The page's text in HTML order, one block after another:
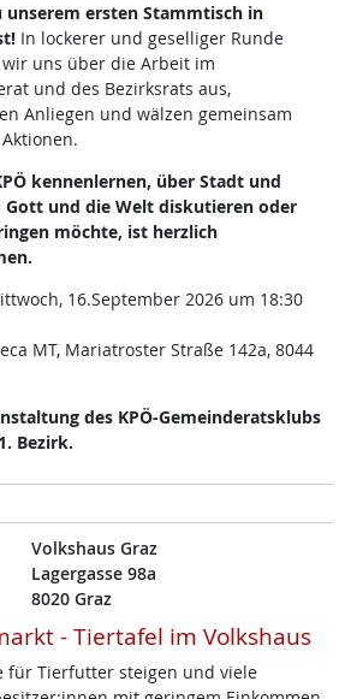
unserem ersten Stammtisch in
In lockerer und geselliger Runde
uns über die Arbeit im
und des Bezirksrats aus,
Anliegen und wälzen gemeinsam
kennenlernen, über Stadt und
Gott und die Welt diskutieren oder
möchte, ist herzlich
16.September 2026 um 18:30
MT, Mariatroster Straße 142a, 8044
des KPÖ-Gemeinderatsklubs
Bezirk.
Volkshaus Graz
Lagergasse 98a
8020 Graz
- Tiertafel im Volkshaus
für Tierfutter steigen und viele